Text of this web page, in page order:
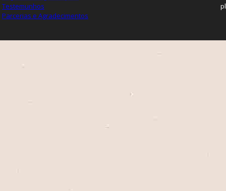
Testemunhos
Parcerias e Agradecimentos